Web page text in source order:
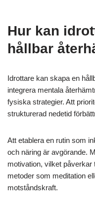
hjärnvågsmonitorer
avläsningar. AI-algoritmer
förutsäga trötthetsnivåer
hantera mental trötthet.